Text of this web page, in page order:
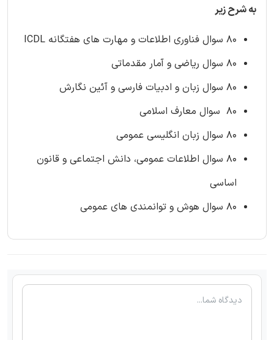
به شرح زیر
80 سوال فناوری اطلاعات و مهارت های هفتگانه ICDL
80 سوال ریاضی و آمار مقدماتی
80 سوال زبان و ادبیات فارسی و آئین نگارش
80 سوال معارف اسلامی
80 سوال زبان انگلیسی عمومی
80 سوال اطلاعات عمومی، دانش اجتماعی و قانون
اساسی
80 سوال هوش و توانمندی های عمومی